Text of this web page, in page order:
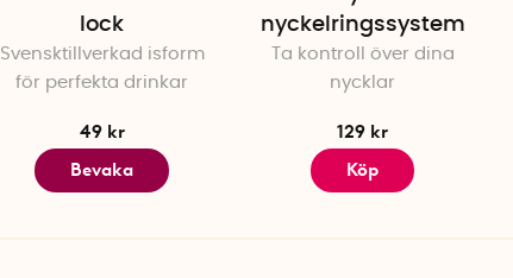
lock
Svensktillverkad isform
för perfekta drinkar
49 kr
Bevaka
nyckelringssystem
Ta kontroll över dina
nycklar
129 kr
Köp